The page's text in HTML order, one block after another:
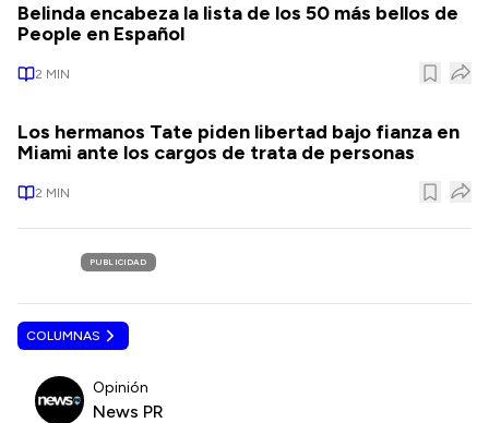
Belinda encabeza la lista de los 50 más bellos de
People en Español
2 MIN
Los hermanos Tate piden libertad bajo fianza en
Miami ante los cargos de trata de personas
2 MIN
PUBLICIDAD
COLUMNAS
Opinión
News PR